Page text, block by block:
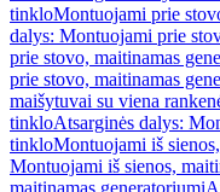
tinkloMontuojami prie
dalys: Montuojami prie
prie stovo, maitinamas
prie stovo, maitinamas
maišytuvai su viena
tinkloAtsarginės dalys:
tinkloMontuojami iš
Montuojami iš sienos,
maitinamas generatoriumi